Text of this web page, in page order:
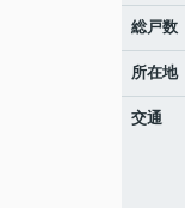
総戸数
所在地
交通